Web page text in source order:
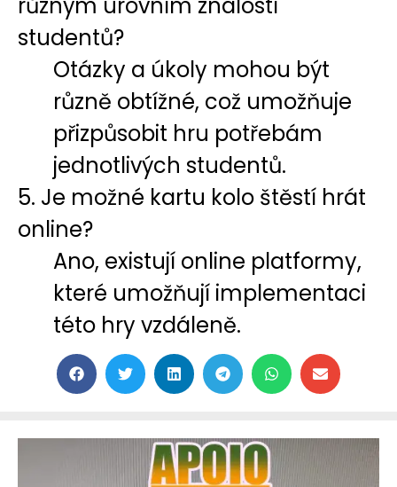
studentů?
Otázky a úkoly mohou být
různě obtížné, což umožňuje
přizpůsobit hru potřebám
jednotlivých studentů.
5. Je možné kartu kolo štěstí hrát
online?
Ano, existují online platformy,
které umožňují implementaci
této hry vzdáleně.